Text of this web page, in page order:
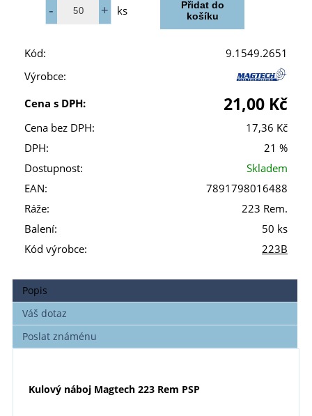
ks
Kód:
9.1549.2651
Výrobce:
Cena s DPH:
21,00 Kč
Cena bez DPH:
17,36 Kč
DPH:
21 %
Dostupnost:
Skladem
EAN:
7891798016488
Ráže:
223 Rem.
Balení:
50 ks
Kód výrobce:
223B
Popis
Váš dotaz
Poslat známénu
Kulový náboj Magtech 223 Rem PSP